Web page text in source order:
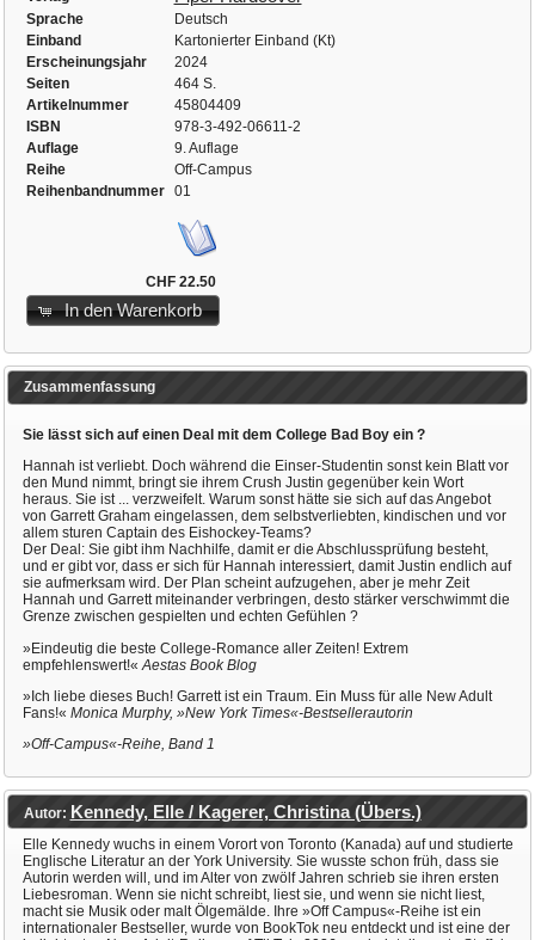
Sprache
Deutsch
Einband
Kartonierter Einband (Kt)
Erscheinungsjahr
2024
Seiten
464 S.
Artikelnummer
45804409
ISBN
978-3-492-06611-2
Auflage
9. Auflage
Reihe
Off-Campus
Reihenbandnummer
01
CHF 22.50
In den Warenkorb
Zusammenfassung
Sie lässt sich auf einen Deal mit dem College Bad Boy ein ?
Hannah ist verliebt. Doch während die Einser-Studentin sonst kein Blatt vor
den Mund nimmt, bringt sie ihrem Crush Justin gegenüber kein Wort
heraus. Sie ist ... verzweifelt. Warum sonst hätte sie sich auf das Angebot
von Garrett Graham eingelassen, dem selbstverliebten, kindischen und vor
allem sturen Captain des Eishockey-Teams?
Der Deal: Sie gibt ihm Nachhilfe, damit er die Abschlussprüfung besteht,
und er gibt vor, dass er sich für Hannah interessiert, damit Justin endlich auf
sie aufmerksam wird. Der Plan scheint aufzugehen, aber je mehr Zeit
Hannah und Garrett miteinander verbringen, desto stärker verschwimmt die
Grenze zwischen gespielten und echten Gefühlen ?
»Eindeutig die beste College-Romance aller Zeiten! Extrem
empfehlenswert!« Aestas Book Blog
»Ich liebe dieses Buch! Garrett ist ein Traum. Ein Muss für alle New Adult
Fans!« Monica Murphy, »New York Times«-Bestsellerautorin
»Off-Campus«-Reihe, Band 1
Autor: Kennedy, Elle / Kagerer, Christina (Übers.)
Elle Kennedy wuchs in einem Vorort von Toronto (Kanada) auf und studierte
Englische Literatur an der York University. Sie wusste schon früh, dass sie
Autorin werden will, und im Alter von zwölf Jahren schrieb sie ihren ersten
Liebesroman. Wenn sie nicht schreibt, liest sie, und wenn sie nicht liest,
macht sie Musik oder malt Ölgemälde. Ihre »Off Campus«-Reihe ist ein
internationaler Bestseller, wurde von BookTok neu entdeckt und ist eine der